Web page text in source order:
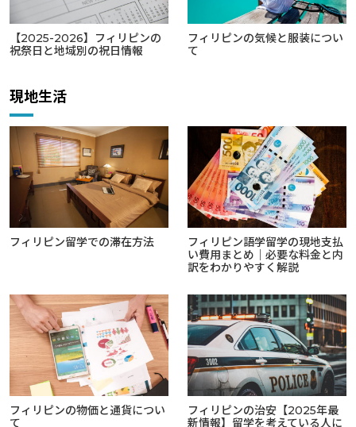
【2025-2026】フィリピンの
祝祭日と地域別の祝日情報
フィリピンの気候と服装につい
て
現地生活
フィリピン留学での滞在方法
フィリピン語学留学の現地支払
い費用まとめ｜必要な料金と内
訳をわかりやすく解説
フィリピンの物価と通貨につい
て
フィリピンの治安【2025年最
新情報】留学を考えている人に